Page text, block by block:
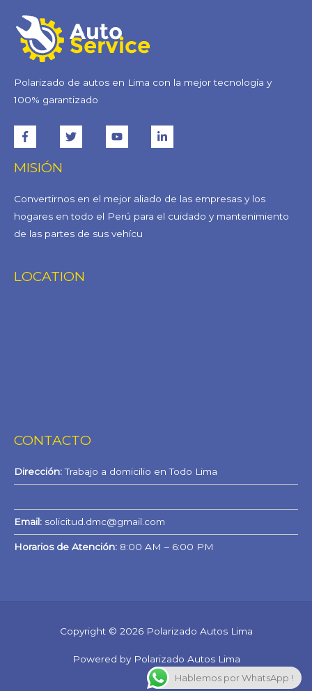
Polarizado de autos en Lima con la mejor tecnología y
100% garantizado
MISIÓN
Convertirnos en el mejor aliado de las empresas y los
hogares en todo el Perú para el cuidado y mantenimiento
de las partes de sus vehícu
LOCATION
CONTACTO
Dirección:Trabajo a domicilio en Todo Lima
Email: solicitud.dmc@gmail.com
Horarios de Atención: 8:00 AM – 6:00 PM
Copyright © 2026 Polarizado Autos Lima
Powered by Polarizado Autos Lima
Hablemos por WhatsApp !